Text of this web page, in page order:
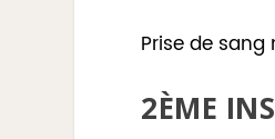
Prise de sang
2ÈME